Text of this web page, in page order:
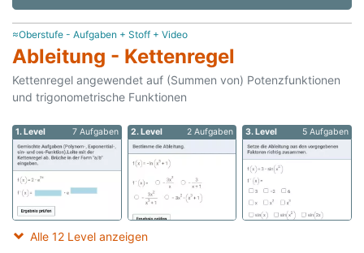
≈Oberstufe - Aufgaben + Stoff + Video
Ableitung - Kettenregel
Kettenregel angewendet auf (Summen von) Potenzfunktionen
und trigonometrische Funktionen
1. Level 7 Aufgaben 2. Level 2 Aufgaben 3. Level 5 Aufgaben
Alle 12 Level anzeigen